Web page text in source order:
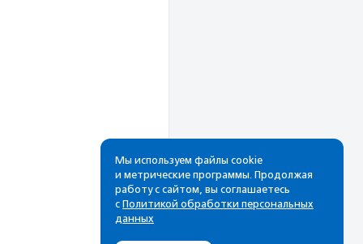
Мы используем файлы cookie
и метрические программы. Продолжая
работу с сайтом, вы соглашаетесь
с Политикой обработки персональных
данных